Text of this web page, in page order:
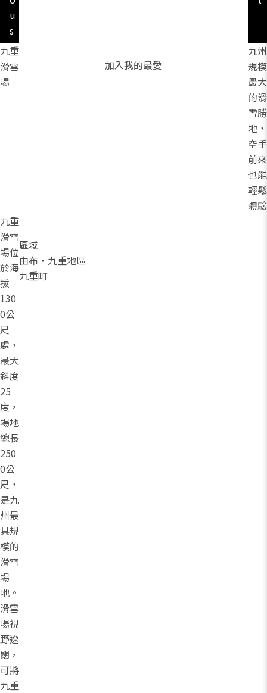
九重
滑雪
場
加入我的最愛
u
s
九州
規模
最大
的滑
雪勝
地，
空手
前來
也能
輕鬆
體驗
九重
滑雪
場位
於海
拔
130
0公
尺
處，
最大
斜度
25
度，
場地
總長
250
0公
尺，
是九
州最
具規
模的
滑雪
場
地。
滑雪
場視
野遼
闊，
可將
九重
區域
由布・九重地區
九重町